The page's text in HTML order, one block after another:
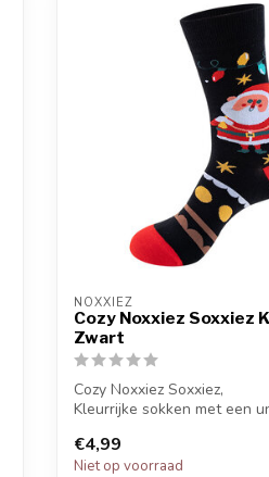
NOXXIEZ
Cozy Noxxiez Soxxiez
Zwart
Cozy Noxxiez Soxxiez,
Kleurrijke sokken met een
Ki...
€4,99
Niet op voorraad